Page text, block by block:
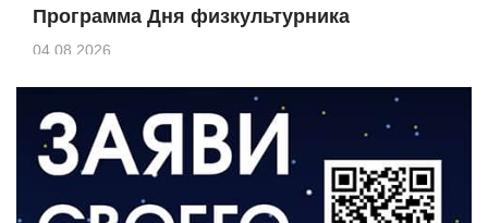
Программа Дня физкультурника
04.08.2026
ЗЕМЛЯКИ
«Мы радовались, так как видели
результат своего труда»